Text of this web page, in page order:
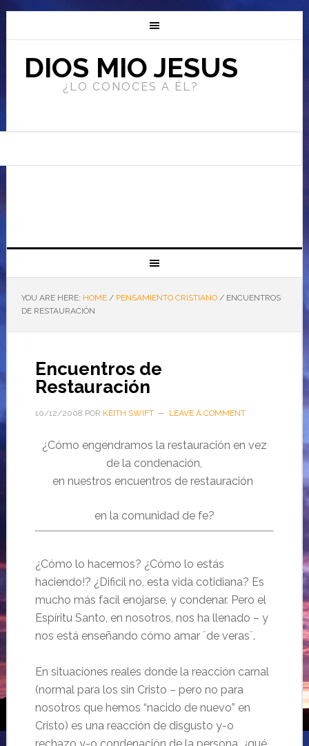
DIOS MIO JESUS
¿LO CONOCES A ÉL?
YOU ARE HERE: HOME / PENSAMIENTO CRISTIANO /ENCUENTROS
DE RESTAURACIÓN
Encuentros de
Restauración
10/12/2008 POR KEITH SWIFT LEAVE A COMMENT
¿Cómo engendramos la restauración en vez
de la condenación,
en nuestros encuentros de restauración
en la comunidad de fe?
¿Cómo lo hacemos? ¿Cómo lo estás
haciendo!? ¿Dificil no, esta vida cotidiana? Es
mucho más facil enojarse, y condenar. Pero el
Espíritu Santo, en nosotros, nos ha llenado – y
nos está enseñando cómo amar ¨de veras¨.
En situaciones reales donde la reacción carnal
(normal para los sin Cristo – pero no para
nosotros que hemos “nacido de nuevo” en
Cristo) es una reacción de disgusto y-o